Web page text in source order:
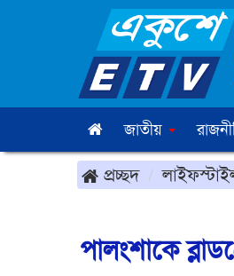
জাতীয়
প্রচ্ছদ
পালংশাকে